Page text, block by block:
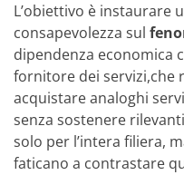
L’obiettivo è instaurare
consapevolezza sul
dipendenza economica
fornitore dei servizi,che
acquistare analoghi
senza sostenere
solo per l’intera filiera,
faticano a contrastare